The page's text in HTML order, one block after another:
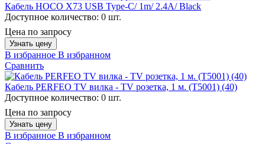
Кабель HOCO X73 USB Type-C/ 1m/ 2.4A/ Black
Доступное количество: 0 шт.
Цена по запросу
Узнать цену
В избранное В избранном
Сравнить
Кабель PERFEO TV вилка - TV розетка, 1 м. (T5001) (40)
Доступное количество: 0 шт.
Цена по запросу
Узнать цену
В избранное В избранном